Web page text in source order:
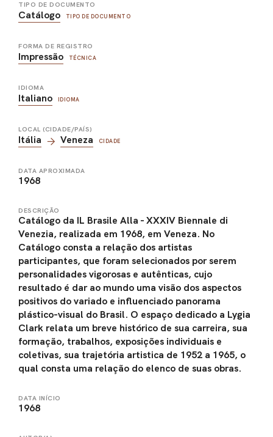
TIPO DE DOCUMENTO
Catálogo TIPO DE DOCUMENTO
FORMA DE REGISTRO
Impressão TÉCNICA
IDIOMA
Italiano IDIOMA
LOCAL (CIDADE/PAÍS)
Itália Veneza CIDADE
DATA APROXIMADA
1968
DESCRIÇÃO
Catálogo da IL Brasile Alla - XXXIV Biennale di
Venezia, realizada em 1968, em Veneza. No
Catálogo consta a relação dos artistas
participantes, que foram selecionados por serem
personalidades vigorosas e autênticas, cujo
resultado é dar ao mundo uma visão dos aspectos
positivos do variado e influenciado panorama
plástico-visual do Brasil. O espaço dedicado a Lygia
Clark relata um breve histórico de sua carreira, sua
formação, trabalhos, exposições individuais e
coletivas, sua trajetória artistica de 1952 a 1965, o
qual consta uma relação do elenco de suas obras.
DATA INÍCIO
1968